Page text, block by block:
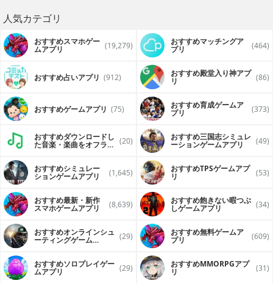
人気カテゴリ
おすすめスマホゲー
ムアプリ (19,279) おすすめマッチングア
プリ (464)
おすすめ占いアプリ (912) おすすめ殿堂入り神アプ
リ (86)
おすすめゲームアプリ (75) おすすめ育成ゲームア
プリ (373)
おすすめダウンロードし
た音楽・楽曲をオフライ (20) おすすめ三国志シミュレ
ーションゲームアプリ (49)
おすすめシミュレー
ションゲームアプリ (1,645) おすすめTPSゲームアプ
リ (53)
おすすめ最新・新作
スマホゲームアプリ (8,639) おすすめ飽きない暇つぶ
しゲームアプリ (34)
おすすめオンラインシュ
ーティングゲーム (29) おすすめ無料ゲームア
プリ (609)
おすすめソロプレイゲー
ムアプリ (29) おすすめ MMORPGアプ
リ (31)